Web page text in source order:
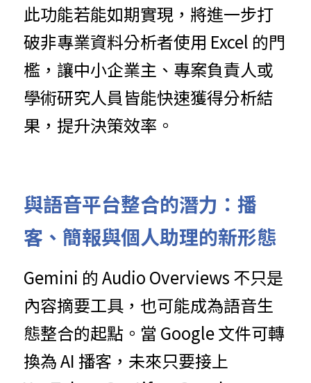
此功能若能如期實現，將進一步打
破非專業資料分析者使用 Excel 的門
檻，讓中小企業主、專案負責人或
學術研究人員皆能快速獲得分析結
果，提升決策效率。
與語音平台整合的潛力：播
客、簡報與個人助理的新形態
Gemini 的 Audio Overviews 不只是
內容摘要工具，也可能成為語音生
態整合的起點。當 Google 文件可轉
換為 AI 播客，未來只要接上